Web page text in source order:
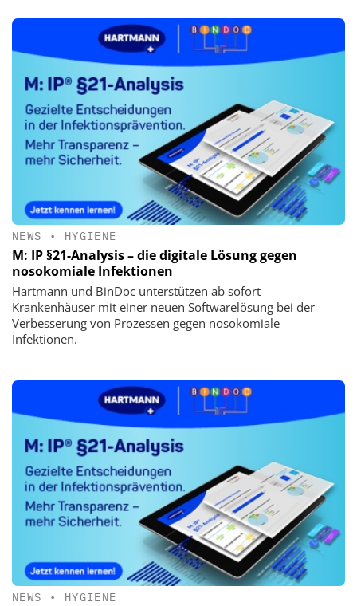
NEWS • HYGIENE
M: IP §21-Analysis – die digitale Lösung gegen
nosokomiale Infektionen
Hartmann und BinDoc unterstützen ab sofort
Krankenhäuser mit einer neuen Softwarelösung bei der
Verbesserung von Prozessen gegen nosokomiale
Infektionen.
NEWS • HYGIENE